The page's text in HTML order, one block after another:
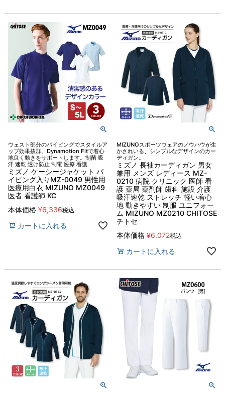
ウェスト部分のパイピングでスタイルア
ップ効果抜群。Dynamotion Fitで着心
地良く動きをサポートします。制菌 吸
汗 速乾 透け防止 制電 医療 看護
ミズノ ケーシージャケット パ
イピング入りMZ-0049 男性用
医療用白衣 MIZUNO MZ0049
医者 看護師 KC
本体価格 ¥6,336税込
カートに入れる
MIZUNOスポーツウェアのノウハウが生
かされいる、シンプルなデザインのカー
ディガン。
ミズノ 長袖カーディガン 男女
兼用 メンズ レディース MZ-
0210 病院 クリニック 医師 看
護 薬局 薬剤師 歯科 施設 介護
吸汗速乾 ストレッチ 軽い着心
地 動きやすい 制服 ユニフォー
ム MIZUNO MZ0210 CHITOSE
チトセ
本体価格 ¥6,072税込
カートに入れる